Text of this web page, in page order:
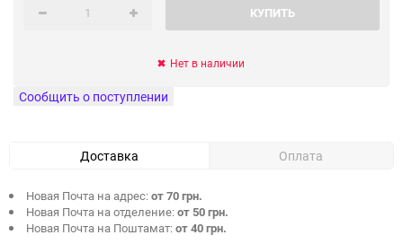
КУПИТЬ
Нет в наличии
Сообщить о поступлении
Доставка Оплата
Новая Почта на адрес:от 70 грн.
Новая Почта на отделение:от 50 грн.
Новая Почта на Поштамат:от 40 грн.